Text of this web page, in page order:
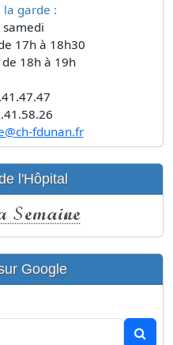
la garde :
17h à 18h30
18h à 19h
fdunan.fr
l'Hôpital
Google